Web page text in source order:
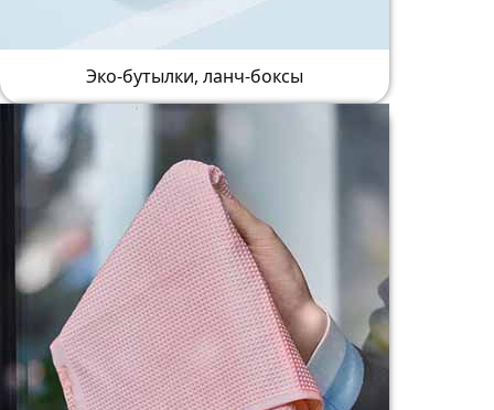
Эко-бутылки, ланч-боксы